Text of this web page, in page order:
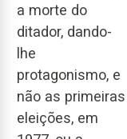
a morte do
ditador, dando-
lhe
protagonismo, e
não as primeiras
eleições, em